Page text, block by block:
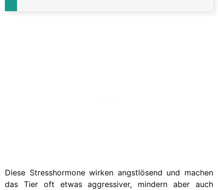
Diese Stresshormone wirken angstlösend und machen
das Tier oft etwas aggressiver, mindern aber auch